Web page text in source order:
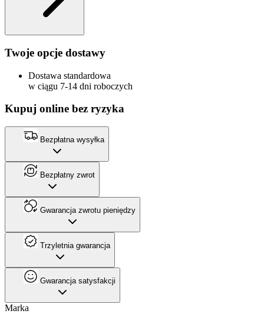
Twoje opcje dostawy
Dostawa standardowa
w ciągu 7-14 dni roboczych
Kupuj online bez ryzyka
Bezpłatna wysyłka
Bezpłatny zwrot
Gwarancja zwrotu pieniędzy
Trzyletnia gwarancja
Gwarancja satysfakcji
Marka